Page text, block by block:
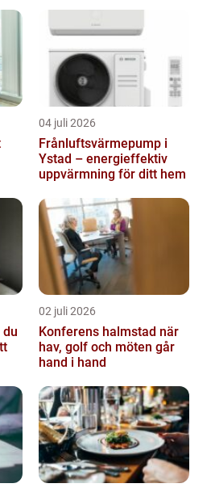
04 juli 2026
Frånluftsvärmepump i
Ystad – energieffektiv
uppvärmning för ditt hem
02 juli 2026
Konferens halmstad när
hav, golf och möten går
hand i hand